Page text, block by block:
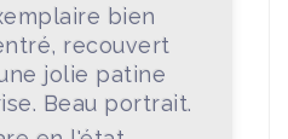
bien
recouvert
jolie patine
Beau portrait.